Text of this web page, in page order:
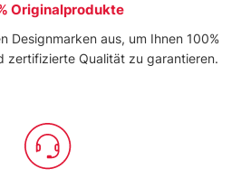
Originalprodukte
Designmarken aus, um Ihnen 100%
zertifizierte Qualität zu garantieren.